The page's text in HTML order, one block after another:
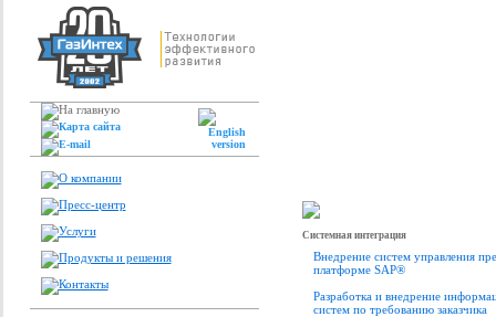
Системная интеграция
Внедрение систем управления
платформе SAP®
Разработка и внедрение
систем по требованию заказчика